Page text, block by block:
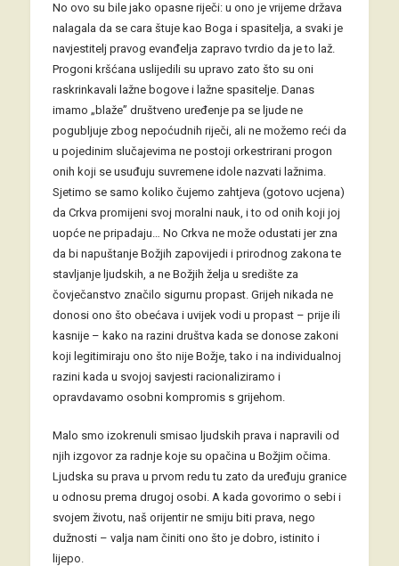
No ovo su bile jako opasne riječi: u ono je vrijeme država
nalagala da se cara štuje kao Boga i spasitelja, a svaki je
navjestitelj pravog evanđelja zapravo tvrdio da je to laž.
Progoni kršćana uslijedili su upravo zato što su oni
raskrinkavali lažne bogove i lažne spasitelje. Danas
imamo „blaže” društveno uređenje pa se ljude ne
pogubljuje zbog nepoćudnih riječi, ali ne možemo reći da
u pojedinim slučajevima ne postoji orkestrirani progon
onih koji se usuđuju suvremene idole nazvati lažnima.
Sjetimo se samo koliko čujemo zahtjeva (gotovo ucjena)
da Crkva promijeni svoj moralni nauk, i to od onih koji joj
uopće ne pripadaju… No Crkva ne može odustati jer zna
da bi napuštanje Božjih zapovijedi i prirodnog zakona te
stavljanje ljudskih, a ne Božjih želja u središte za
čovječanstvo značilo sigurnu propast. Grijeh nikada ne
donosi ono što obećava i uvijek vodi u propast – prije ili
kasnije – kako na razini društva kada se donose zakoni
koji legitimiraju ono što nije Božje, tako i na individualnoj
razini kada u svojoj savjesti racionaliziramo i
opravdavamo osobni kompromis s grijehom.
Malo smo izokrenuli smisao ljudskih prava i napravili od
njih izgovor za radnje koje su opačina u Božjim očima.
Ljudska su prava u prvom redu tu zato da uređuju granice
u odnosu prema drugoj osobi. A kada govorimo o sebi i
svojem životu, naš orijentir ne smiju biti prava, nego
dužnosti – valja nam činiti ono što je dobro, istinito i
lijepo.